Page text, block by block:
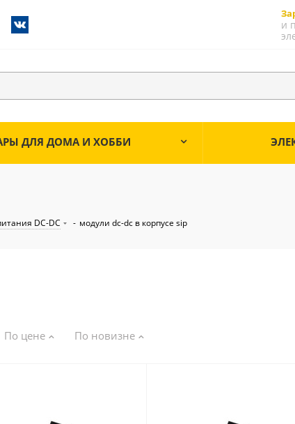
и
ДЛЯ ДОМА И ХОББИ
DC-DC - модули dc-dc в корпусе sip
По цене По новизне